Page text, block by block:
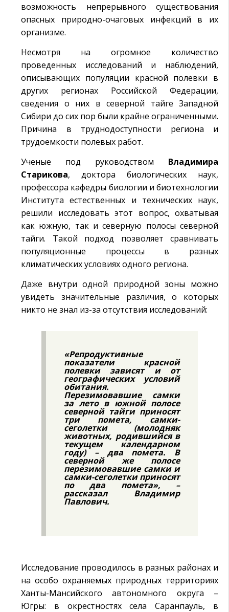
возможность непрерывного существования
опасных природно-очаговых инфекций в их
организме.
Несмотря на огромное количество
проведенных исследований и наблюдений,
описывающих популяции красной полевки в
других регионах Российской Федерации,
сведения о них в северной тайге Западной
Сибири до сих пор были крайне ограниченными.
Причина в труднодоступности региона и
трудоемкости полевых работ.
Ученые под руководством Владимира
Старикова, доктора биологических наук,
профессора кафедры биологии и биотехнологии
Института естественных и технических наук,
решили исследовать этот вопрос, охватывая
как южную, так и северную полосы северной
тайги. Такой подход позволяет сравнивать
популяционные процессы в разных
климатических условиях одного региона.
Даже внутри одной природной зоны можно
увидеть значительные различия, о которых
никто не знал из-за отсутствия исследований:
«Репродуктивные
показатели красной
полевки зависят и от
географических условий
обитания.
Перезимовавшие самки
за лето в южной полосе
северной тайги приносят
три помета, самки-
сеголетки (молодняк
животных, родившийся в
текущем календарном
году) – два помета. В
северной же полосе
перезимовавшие самки и
самки-сеголетки приносят
по два помета», –
рассказал Владимир
Павлович.
Исследование проводилось в разных районах и
на особо охраняемых природных территориях
Ханты-Мансийского автономного округа –
Югры: в окрестностях села Саранпауль, в